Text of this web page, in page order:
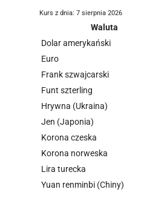
Kurs z dnia: 7 sierpnia 2026
Waluta
Dolar amerykański
Euro
Frank szwajcarski
Funt szterling
Hrywna (Ukraina)
Jen (Japonia)
Korona czeska
Korona norweska
Lira turecka
Yuan renminbi (Chiny)